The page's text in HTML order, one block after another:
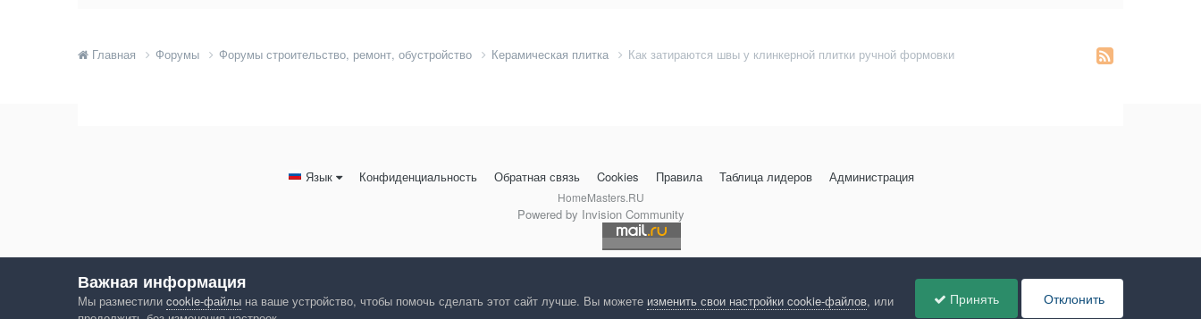
Главная Форумы Форумы строительство, ремонт, обустройство Керамическая плитка Как затираются швы у клинкерной плитки ручной формовки
Язык Конфиденциальность Обратная связь Cookies Правила Таблица лидеров Администрация
HomeMasters.RU
Powered by Invision Community
Важная информация
Мы разместили cookie-файлы на ваше устройство, чтобы помочь сделать этот сайт лучше. Вы можете изменить свои настройки cookie-файлов, или
Принять Отклонить